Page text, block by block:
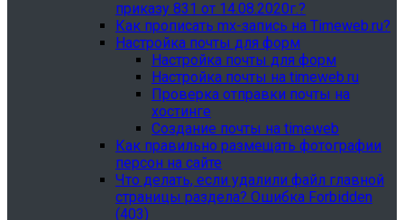
приказу 831 от 14.08.2020г.?
Как прописать mx-запись на Timeweb.ru?
Настройка почты для форм
Настройка почты для форм
Настройка почты на timeweb.ru
Проверка отправки почты на
хостинге
Создание почты на timeweb
Как правильно размещать фотографии
персон на сайте
Что делать, если удалили файл главной
страницы раздела? Ошибка Forbidden
(403)